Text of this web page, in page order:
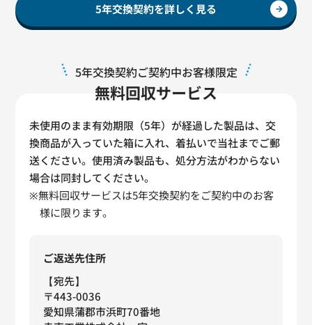
5年交換契約を詳しく見る
5年交換契約ご契約中お客様限定
無料回収サービス
未使用のまま有効期限（5年）が経過した製品は、交
換商品が入っていた箱に入れ、着払いで当社までご郵
送ください。使用済み製品も、処分方法がわからない
場合は同封してください。
※無料回収サービスは5年交換契約をご契約中のお客
様に限ります。
ご返送先住所
【宛先】
〒443-0036
愛知県蒲郡市浜町70番地